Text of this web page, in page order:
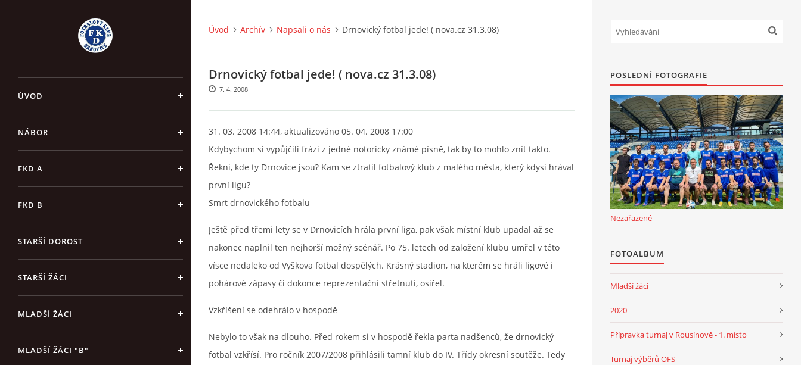
ÚVOD
NÁBOR
FKD A
FKD B
STARŠÍ DOROST
STARŠÍ ŽÁCI
MLADŠÍ ŽÁCI
MLADŠÍ ŽÁCI "B"
Úvod Archív Napsali o nás Drnovický fotbal jede! ( nova.cz 31.3.08)
Drnovický fotbal jede! ( nova.cz 31.3.08)
7. 4. 2008
31. 03. 2008 14:44, aktualizováno 05. 04. 2008 17:00
Kdybychom si vypůjčili frázi z jedné notoricky známé písně, tak by to mohlo znít takto.
Řekni, kde ty Drnovice jsou? Kam se ztratil fotbalový klub z malého města, který kdysi hrával
první ligu?
Smrt drnovického fotbalu
Ještě před třemi lety se v Drnovicích hrála první liga, pak však místní klub upadal až se
nakonec naplnil ten nejhorší možný scénář. Po 75. letech od založení klubu umřel v této
vísce nedaleko od Vyškova fotbal dospělých. Krásný stadion, na kterém se hráli ligové i
pohárové zápasy či dokonce reprezentační střetnutí, osiřel.
Vzkříšení se odehrálo v hospodě
Nebylo to však na dlouho. Před rokem si v hospodě řekla parta nadšenců, že drnovický
fotbal vzkřísí. Pro ročník 2007/2008 přihlásili tamní klub do IV. Třídy okresní soutěže. Tedy
POSLEDNÍ FOTOGRAFIE
Nezařazené
FOTOALBUM
Mladší žáci
2020
Přípravka turnaj v Rousínově - 1. místo
Turnaj výběrů OFS